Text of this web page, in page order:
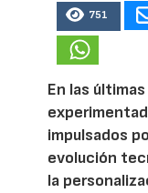
751
En las
impulsados
evolución
la